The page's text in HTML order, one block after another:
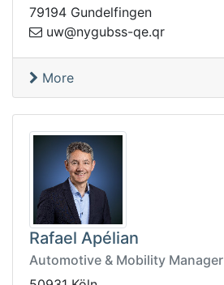
79194 Gundelfingen
rq.eq-s
sbugyn@wu
More
Rafael Apélian
Automotive & Mobility Manager